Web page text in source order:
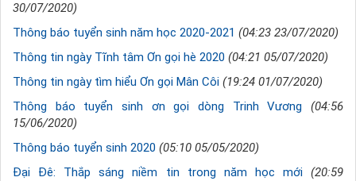
30/07/2020)
Thông báo tuyển sinh năm học 2020-2021 (04:23 23/07/2020)
Thông tin ngày Tĩnh tâm Ơn gọi hè 2020 (04:21 05/07/2020)
Thông tin ngày tìm hiểu Ơn gọi Mân Côi (19:24 01/07/2020)
Thông báo tuyển sinh ơn gọi dòng Trinh Vương
(04:56
15/06/2020)
Thông báo tuyển sinh 2020 (05:10 05/05/2020)
Đại Đê: Thắp sáng niềm tin trong năm học mới (20:59